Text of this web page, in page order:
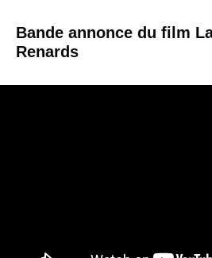
Bande annonce du film
Renards